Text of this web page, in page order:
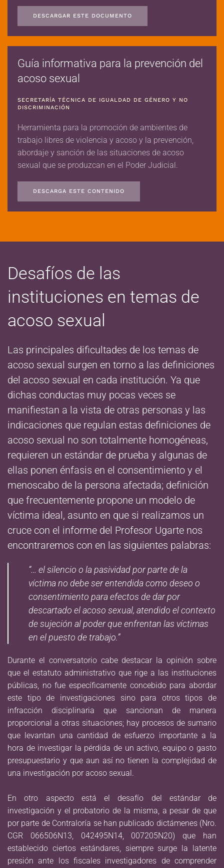
DESCARGAR ESTE DOCUMENTO
Guía informativa para la prevención del
acoso sexual
SECRETARÍA TÉCNICA DE IGUALDAD DE GÉNERO Y NO
DISCRIMINACIÓN
Herramienta para la promoción de ambientes de
trabajo libres de violencia y acoso y la prevención,
abordaje y sanción de las situaciones de acoso
sexual que se produzcan en el Poder Judicial.
DESCARGA ESTE CONTENIDO
Desafíos de las
instituciones en temas de
acoso sexual
Las principales dificultades de los temas de
acoso sexual surgen en torno a las definiciones
del acoso sexual en cada institución. Ya que
dichas conductas muy pocas veces se
manifiestan a la vista de otras personas y las
indicaciones que regulan estas definiciones de
acoso sexual no son totalmente homogéneas,
requieren un estándar de prueba y algunas de
ellas ponen énfasis en el consentimiento y el
menoscabo de la persona afectada; definición
que frecuentemente propone un modelo de
víctima ideal, asunto en que si realizamos un
cruce con el informe del Profesor Ugarte nos
encontraremos con en las siguientes palabras:
“… el silencio o la pasividad por parte de la
víctima no debe ser entendida como deseo o
consentimiento para efectos de dar por
descartado el acoso sexual, atendido el contexto
de sujeción al poder que enfrentan las víctimas
en el puesto de trabajo.”
Durante el conversatorio cabe destacar la opinión sobre
que el estatuto administrativo que rige a las instituciones
públicas, no fue específicamente concebido para abordar
este tipo de investigaciones sino para otros tipos de
infracción disciplinaria que sancionan de manera
proporcional a otras situaciones; hay procesos de sumario
que levantan una cantidad de esfuerzo importante a la
hora de investigar la pérdida de un activo, equipo o gasto
presupuestario y que aun así no tienen la complejidad de
una investigación por acoso sexual.
En otro aspecto está el desafío del estándar de
investigación y el probatorio de la misma, a pesar de que
por parte de Contraloría se han publicado dictámenes (Nro.
CGR 066506N13, 042495N14, 007205N20) que han
establecido ciertos estándares, siempre surge la latente
presión ante los fiscales investigadores de comprender